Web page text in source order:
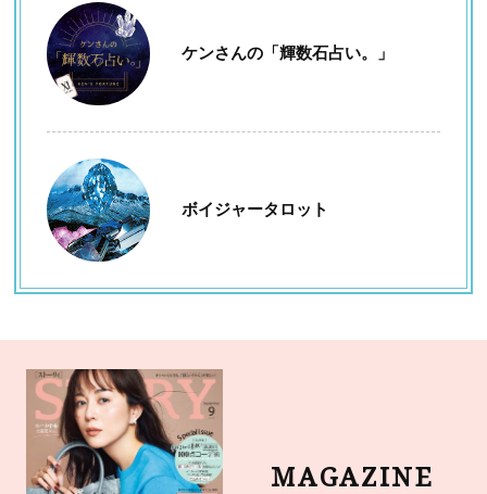
ケンさんの「輝数石占い。」
ボイジャータロット
MAGAZINE